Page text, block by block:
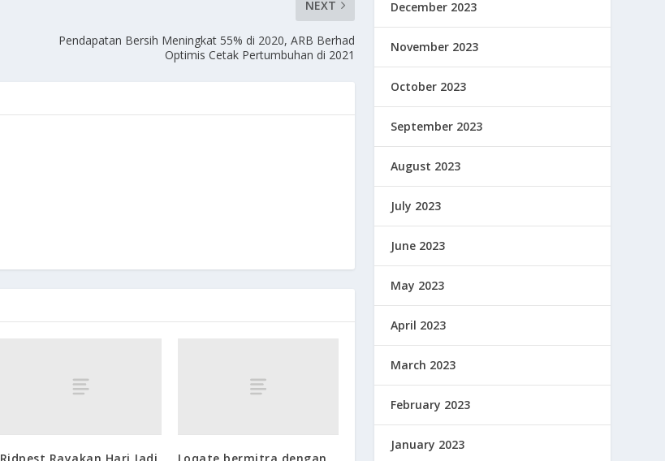
NEXT
Pendapatan Bersih Meningkat 55% di 2020, ARB Berhad
Optimis Cetak Pertumbuhan di 2021
December 2023
November 2023
October 2023
September 2023
August 2023
July 2023
June 2023
May 2023
April 2023
March 2023
February 2023
January 2023